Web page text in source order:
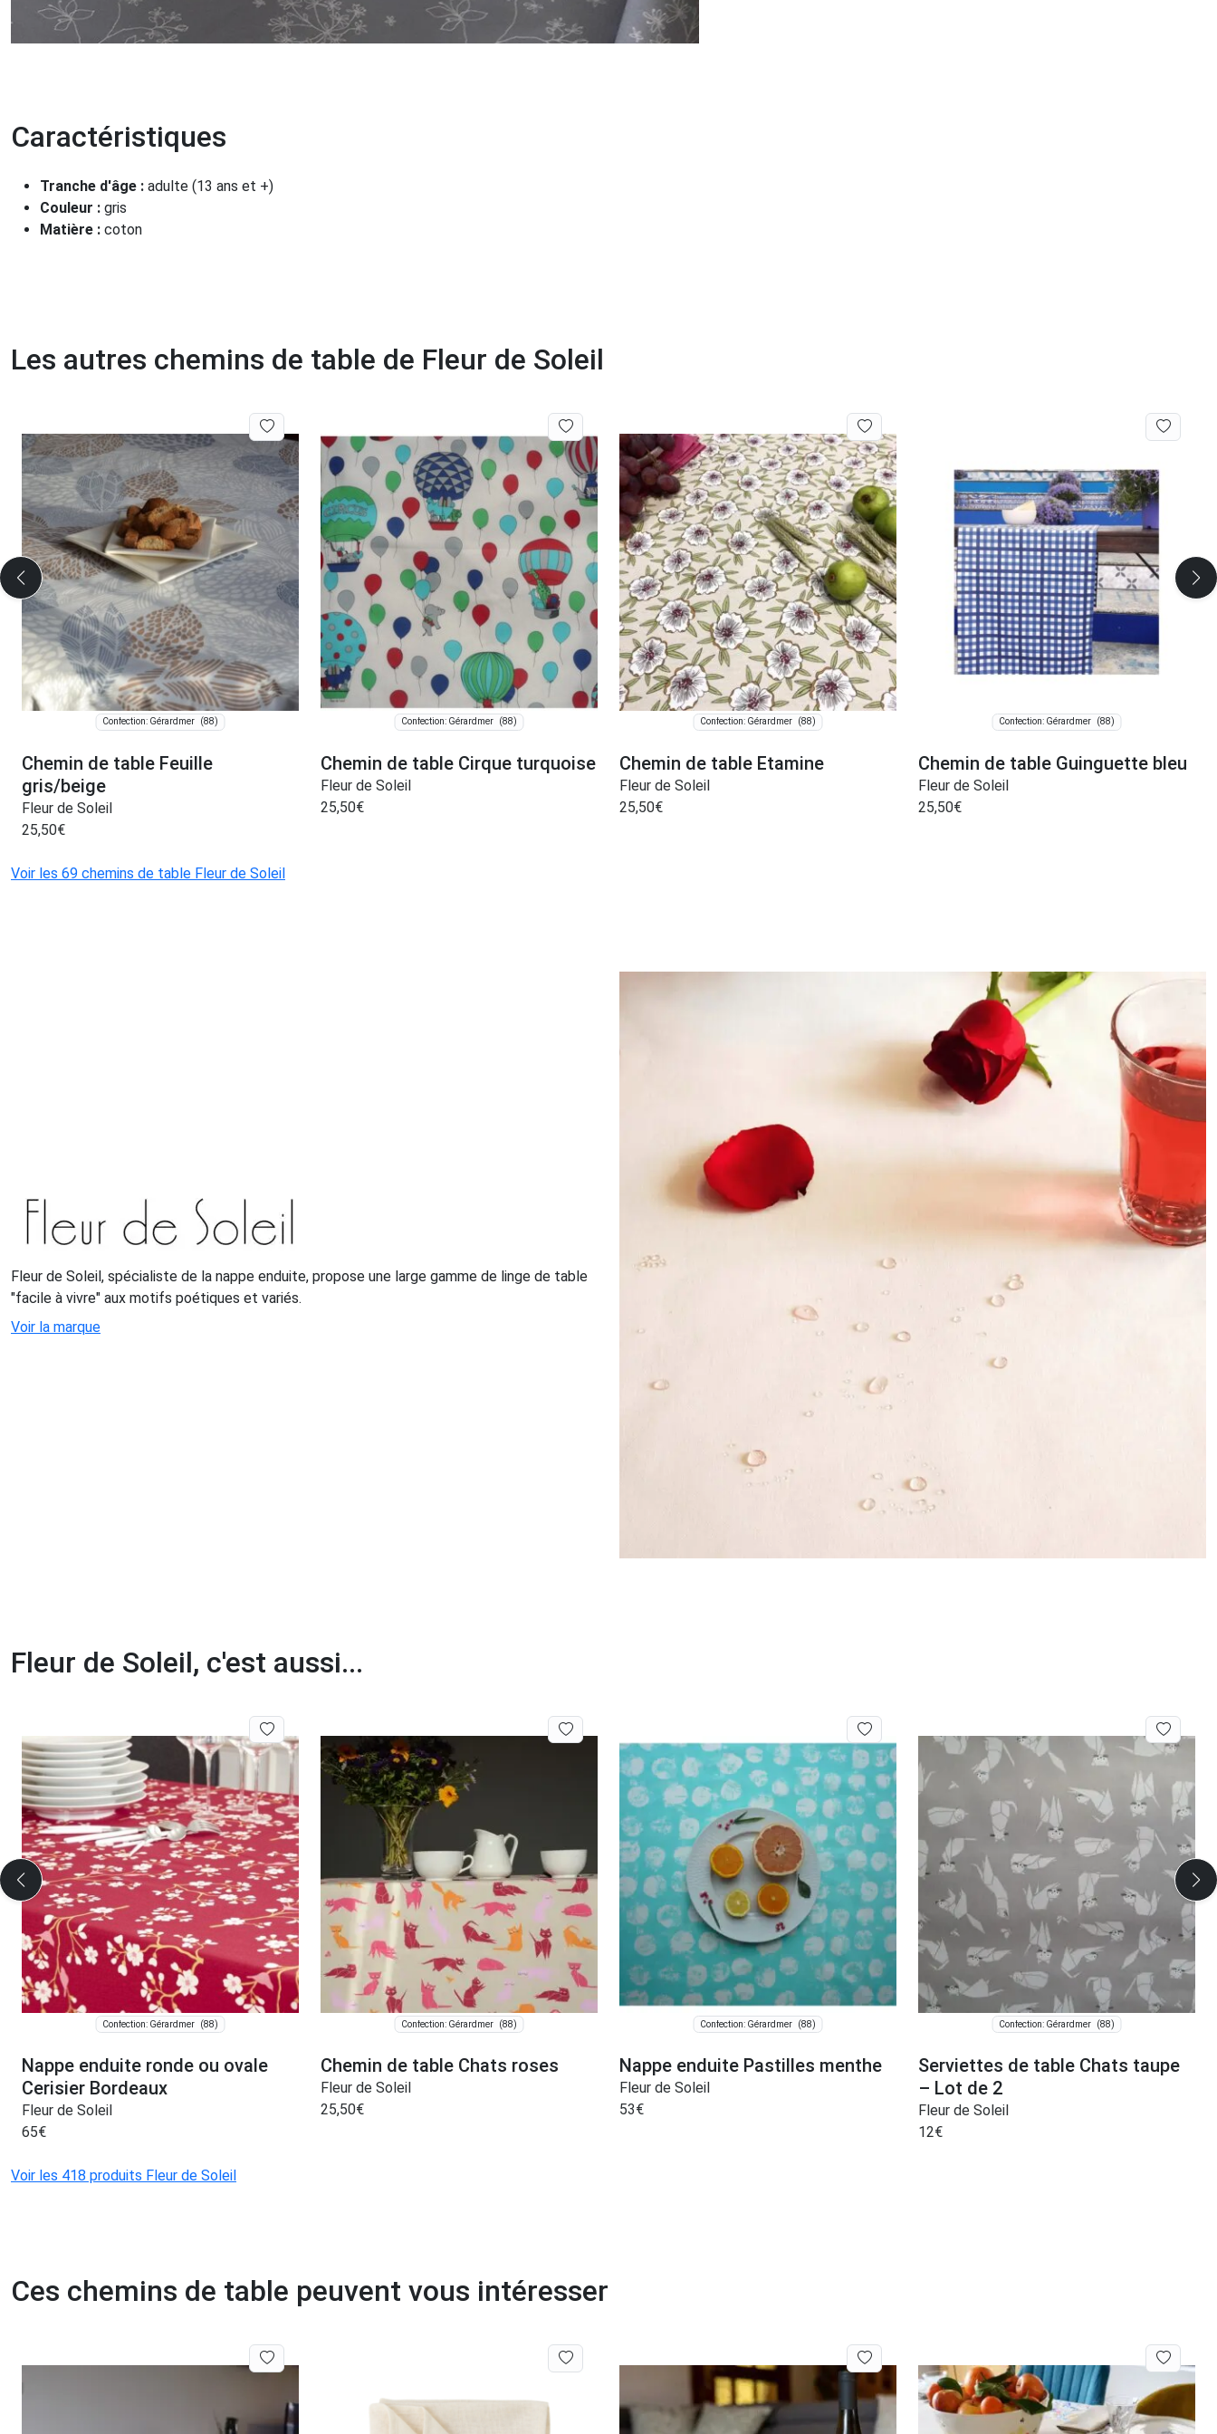
Caractéristiques
Tranche d'âge : adulte (13 ans et +)
Couleur : gris
Matière : coton
Les autres chemins de table de Fleur de Soleil
Confection: Gérardmer (88)
Chemin de table Feuille
gris/beige
Fleur de Soleil
25,50€
Confection: Gérardmer (88)
Chemin de table Cirque turquoise
Fleur de Soleil
25,50€
Confection: Gérardmer (88)
Chemin de table Etamine
Fleur de Soleil
25,50€
Confection: Gérardmer (88)
Chemin de table Guinguette bleu
Fleur de Soleil
25,50€
Voir les 69 chemins de table Fleur de Soleil
Fleur de Soleil, spécialiste de la nappe enduite, propose une large gamme de linge de table
"facile à vivre" aux motifs poétiques et variés.
Voir la marque
Fleur de Soleil, c'est aussi...
Confection: Gérardmer (88)
Nappe enduite ronde ou ovale
Cerisier Bordeaux
Fleur de Soleil
65€
Confection: Gérardmer (88)
Chemin de table Chats roses
Fleur de Soleil
25,50€
Confection: Gérardmer (88)
Nappe enduite Pastilles menthe
Fleur de Soleil
53€
Confection: Gérardmer (88)
Serviettes de table Chats taupe
– Lot de 2
Fleur de Soleil
12€
Voir les 418 produits Fleur de Soleil
Ces chemins de table peuvent vous intéresser